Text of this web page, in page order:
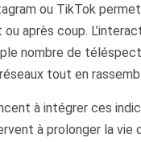
ou TikTok
après coup.
nombre de
tout en
à intégrer ces
à prolonger la vie